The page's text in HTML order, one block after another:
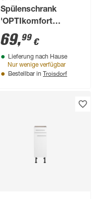
Spülenschrank
'OPTIkomfort
Mats825' basaltgrau
50 x 87 x 58,4 cm
69,99 €
Lieferung nach Hause
Nur wenige verfügbar
Bestellbar in Troisdorf